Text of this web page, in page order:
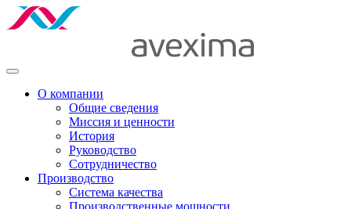
О компании
Общие сведения
Миссия и ценности
История
Руководство
Сотрудничество
Производство
Система качества